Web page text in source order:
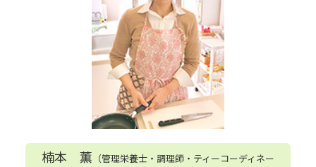
楠本 薫 （管理栄養士・調理師・ティーコーディネー